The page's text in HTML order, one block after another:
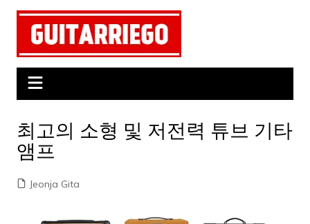
Skip
content
최고의 소형 및 저전력 튜브 기타
앰프
Jeonja Gita